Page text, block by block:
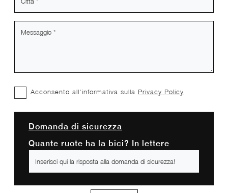
Acconsento all'informativa sulla Privacy Policy
Domanda di sicurezza
Quante ruote ha la bici? In lettere